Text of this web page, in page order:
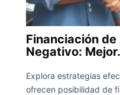
Financiación
Negativo:
Explora estrategias
ofrecen posibilidad de